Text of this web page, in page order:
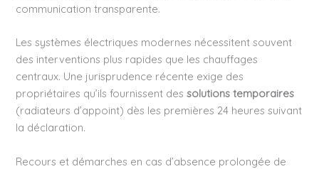
communication transparente.
Les systèmes électriques modernes nécessitent souvent
des interventions plus rapides que les chauffages
centraux. Une jurisprudence récente exige des
propriétaires qu’ils fournissent dessolutions temporaires
(radiateurs d’appoint) dès les premières 24 heures suivant
la déclaration.
Recours et démarches en cas d’absence prolongée de